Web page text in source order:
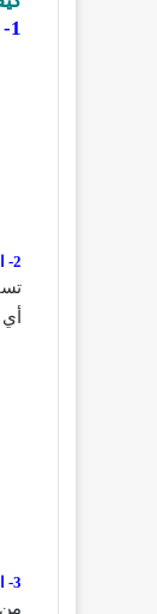
1- تفعيل ميزة عداد السرعة
2- الإبلاغ عن كاميرات السرعة
أي
3- الإبلاغ عن حادث